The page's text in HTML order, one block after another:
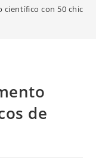
científico con 50 chicos
de